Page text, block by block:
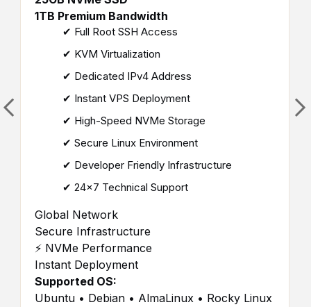
1TB Premium Bandwidth
✔ Full Root SSH Access
✔ KVM Virtualization
✔ Dedicated IPv4 Address
✔ Instant VPS Deployment
✔ High-Speed NVMe Storage
✔ Secure Linux Environment
✔ Developer Friendly Infrastructure
✔ 24×7 Technical Support
Global Network
Secure Infrastructure
⚡ NVMe Performance
Instant Deployment
Supported OS:
Ubuntu • Debian • AlmaLinux • Rocky Linux